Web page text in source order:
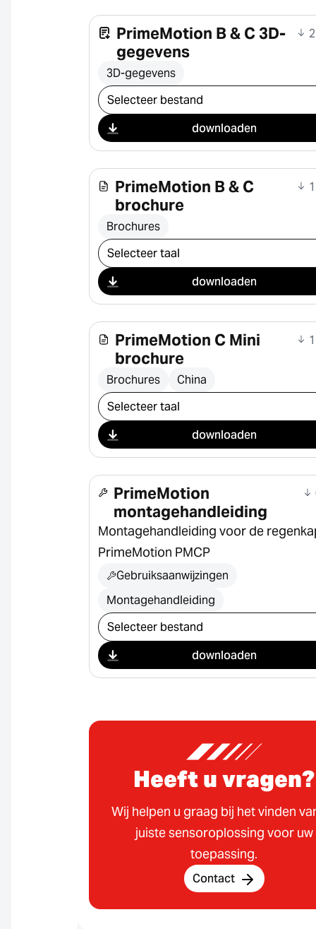
PrimeMotion B & C 3D-
gegevens
3D-gegevens
Selecteer download
downloaden
PrimeMotion B & C
brochure
Brochures
Selecteer download
downloaden
PrimeMotion C Mini
brochure
Brochures China
Selecteer download
downloaden
PrimeMotion
montagehandleiding
Montagehandleiding voor de
PrimeMotion PMCP
Gebruiksaanwijzingen
Montagehandleiding
Selecteer download
downloaden
Heeft u vragen?
Wij helpen u graag bij het vinden
juiste sensoroplossing voor uw
toepassing.
Contact